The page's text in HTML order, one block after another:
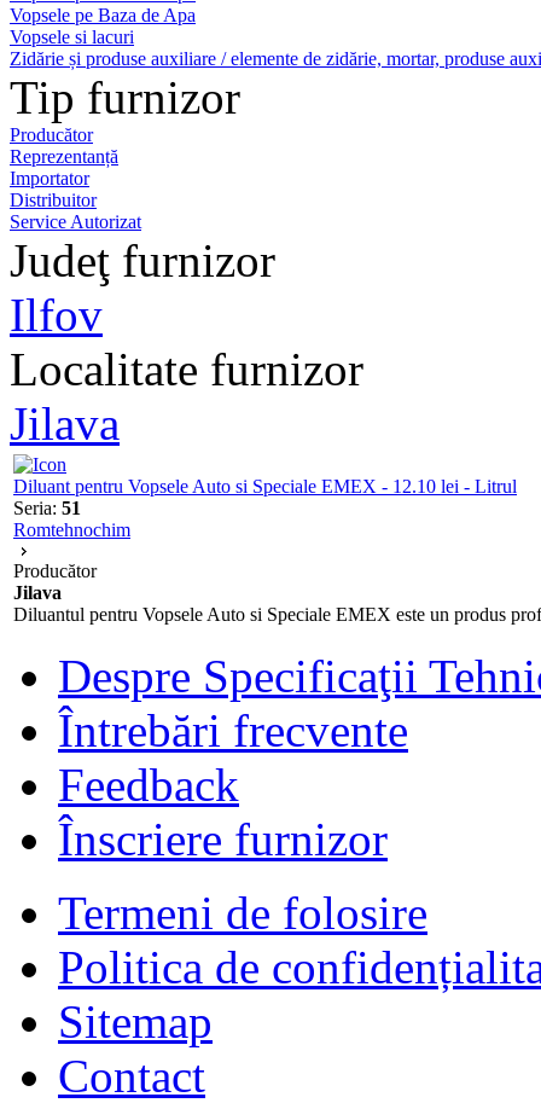
Vopsele pe Baza de Apa
Vopsele si lacuri
Zidărie și produse auxiliare / elemente de zidărie, mortar, produse
Tip furnizor
Producător
Reprezentanță
Importator
Distribuitor
Service Autorizat
Judeţ furnizor
Ilfov
Localitate furnizor
Jilava
Diluant pentru Vopsele Auto si Speciale EMEX - 12.10 lei - Litrul
Seria: 51
Romtehnochim
Producător
Jilava
Diluantul pentru Vopsele Auto si Speciale EMEX este un produs
Despre Specificaţii
Întrebări frecvente
Feedback
Înscriere furnizor
Termeni de folosire
Politica de
Sitemap
Contact